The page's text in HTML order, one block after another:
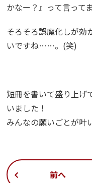
かなー？』って言って
そろそろ誤魔化しが効
いですね……。(笑)
短冊を書いて盛り上げ
いました！
みんなの願いごとが
前へ